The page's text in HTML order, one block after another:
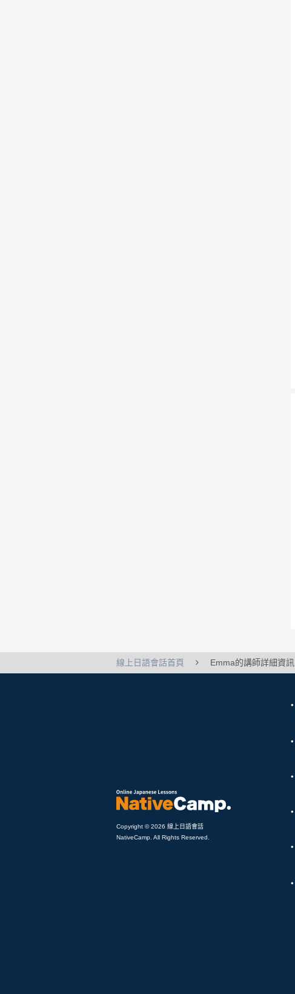
線上日語會話首頁 Emma的講師詳細資訊
Copyright © 2026 線上日語會話
NativeCamp. All Rights Reserved.